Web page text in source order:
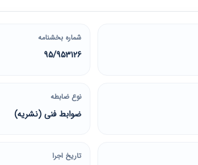
شماره بخشنامه
95/953126
نوع ضابطه
ضوابط فنی (نشریه)
تاریخ اجرا